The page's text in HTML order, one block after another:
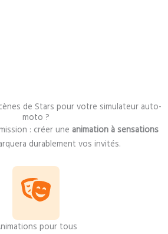
de Stars pour votre simulateur auto-
moto ?
: créer une animation à sensations
durablement vos invités.
pour tous